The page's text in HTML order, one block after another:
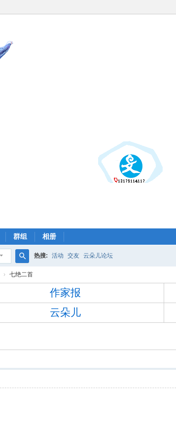
群组 相册
搜
索
热搜: 活动 交友 云朵儿论坛
› 七绝二首
作家报
云朵儿